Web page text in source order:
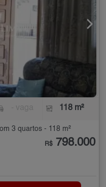
118 m²
3 quartos - 118 m²
R$ 798.000